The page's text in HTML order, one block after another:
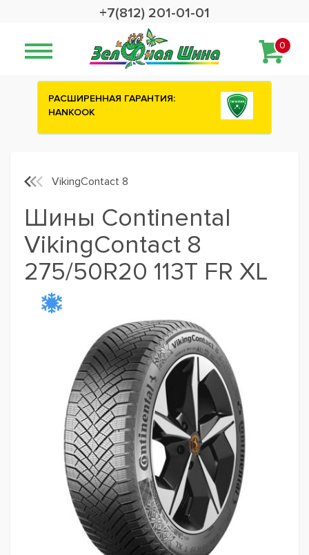
+7(812) 201-01-01
0
Сashback 2500 рублей на зимние
VikingContact 8
Шины Continental
VikingContact 8
275/50R20 113T FR XL